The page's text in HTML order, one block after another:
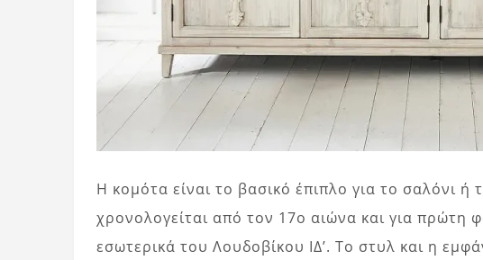
Η κομότα είναι το βασικό έπιπλο για το σαλόνι
χρονολογείται από τον 17ο αιώνα και για πρώτη
εσωτερικά του Λουδοβίκου ΙΔ’. Το στυλ και η